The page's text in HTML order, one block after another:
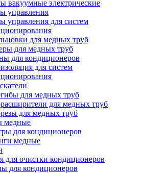
вакуумные электрические
управления
управления для систем
для медных труб
для медных труб
для кондиционеров
для систем
для медных труб
для медных труб
для медных труб
медные
для кондиционеров
медные
для очистки кондиционеров
для кондиционеров